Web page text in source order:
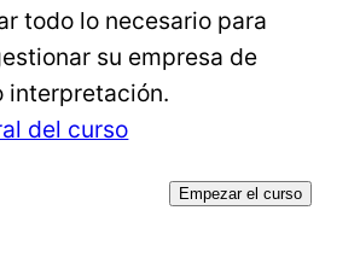
todo lo necesario para
su empresa de
interpretación.
del curso
Empezar el curso